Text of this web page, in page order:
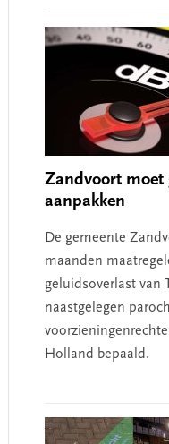
Zandvoort moet
aanpakken
De gemeente
maanden
geluidsoverlast van
naastgelegen
Holland bepaald.